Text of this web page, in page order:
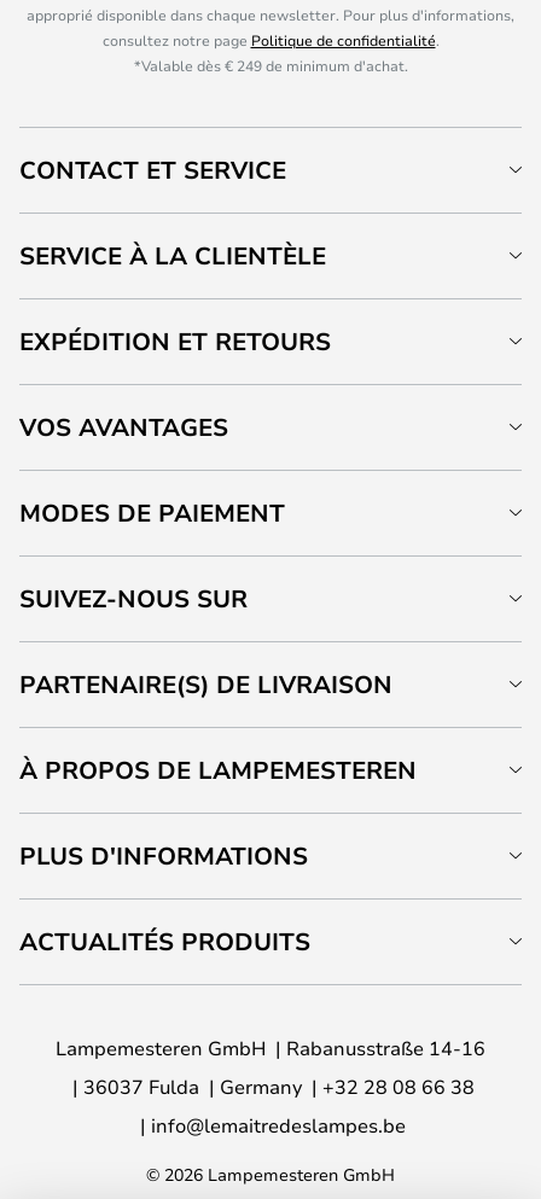
approprié disponible dans chaque newsletter. Pour plus d'informations,
consultez notre page Politique de confidentialité.
*Valable dès € 249 de minimum d'achat.
CONTACT ET SERVICE
SERVICE À LA CLIENTÈLE
EXPÉDITION ET RETOURS
VOS AVANTAGES
MODES DE PAIEMENT
SUIVEZ-NOUS SUR
PARTENAIRE(S) DE LIVRAISON
À PROPOS DE LAMPEMESTEREN
PLUS D'INFORMATIONS
ACTUALITÉS PRODUITS
Lampemesteren GmbH
Rabanusstraße 14-16
36037 Fulda
Germany
+32 28 08 66 38
info@lemaitredeslampes.be
© 2026 Lampemesteren GmbH